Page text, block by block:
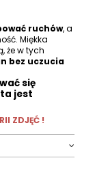
ruchów, a
Miękka
że w tych
bez uczucia
się
jest
ZDJĘĆ !